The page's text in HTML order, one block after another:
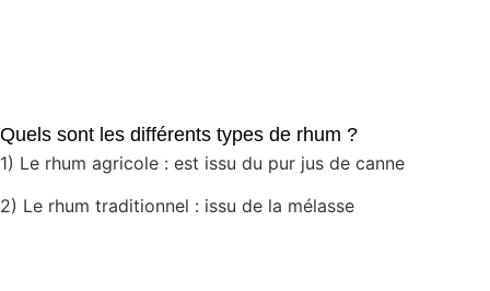
Quels sont les différents types de rhum ?
1) Le rhum agricole : est issu du pur jus de canne
2) Le rhum traditionnel : issu de la mélasse